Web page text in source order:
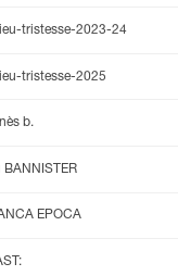
tristesse-2023-24
tristesse-2025
b.
BANNISTER
EPOCA